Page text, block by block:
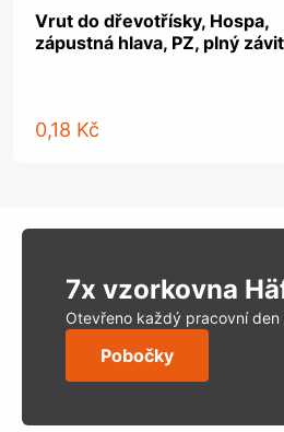
Vrut do dřevotřísky, Hospa,
zápustná hlava, PZ, plný závit
0,18 Kč
7x vzorkovna
Otevřeno každý pracovní den
Pobočky